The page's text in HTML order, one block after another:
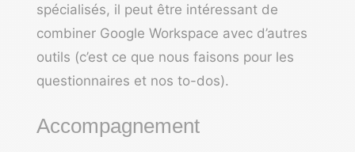
spécialisés, il peut être intéressant de
combiner Google Workspace avec d’autres
outils (c’est ce que nous faisons pour les
questionnaires et nos to-dos).
Accompagnement